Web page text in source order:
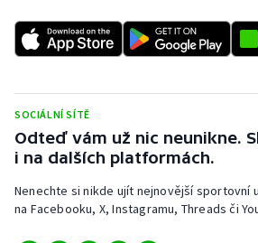
Sportovní střelba
Stolní tenis
Triatlon
Veslování
SOCIÁLNÍ SÍTĚ
Odteď vám už nic neunikne.
i na dalších platformách.
Nenechte si nikde ujít nejnovější sportovní
na Facebooku, X, Instagramu, Threads či